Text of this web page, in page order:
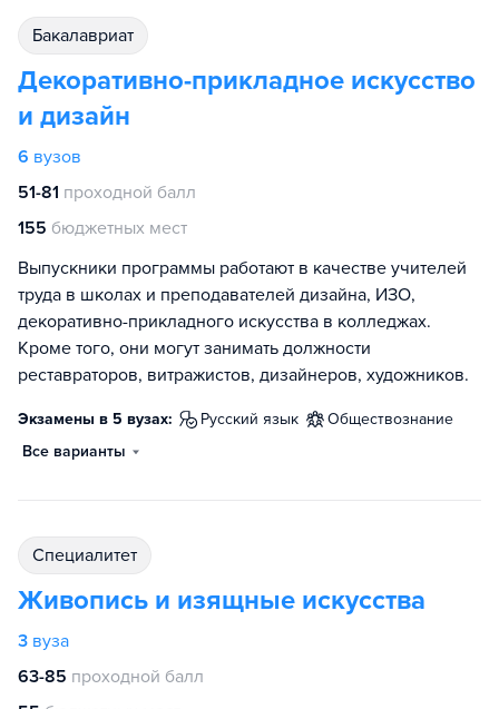
бакалавриат
Декоративно-прикладное искусство
и дизайн
6 вузов
51-81 проходной балл
155 бюджетных мест
Выпускники программы работают в качестве учителей
труда в школах и преподавателей дизайна, ИЗО,
декоративно-прикладного искусства в колледжах.
Кроме того, они могут занимать должности
реставраторов, витражистов, дизайнеров, художников.
Экзамены в 5 вузах: русский язык
обществознание
Все варианты
специалитет
Живопись и изящные искусства
3 вуза
63-85 проходной балл